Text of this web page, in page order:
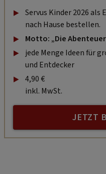
Servus Kinder 2026
nach Hause bestellen.
Motto: „Die
jede Menge Ideen für
und Entdecker
4,90 €
inkl. MwSt.
JETZT